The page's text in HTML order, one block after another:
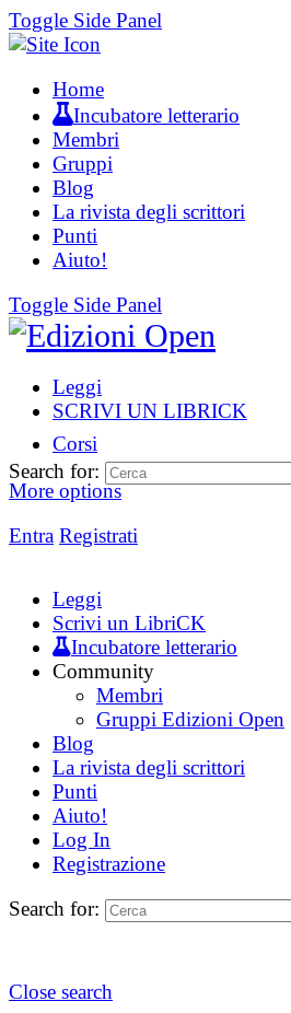
Toggle Side Panel
Home
Incubatore letterario
Membri
Gruppi
Blog
La rivista degli scrittori
Punti
Aiuto!
Toggle Side Panel
Leggi
SCRIVI UN LIBRICK
Corsi
More options
Entra Registrati
Search for:
Leggi
Scrivi un LibriCK
Incubatore letterario
Community
Membri
Gruppi Edizioni Open
Blog
La rivista degli scrittori
Punti
Aiuto!
Log In
Registrazione
Search for:
Close search